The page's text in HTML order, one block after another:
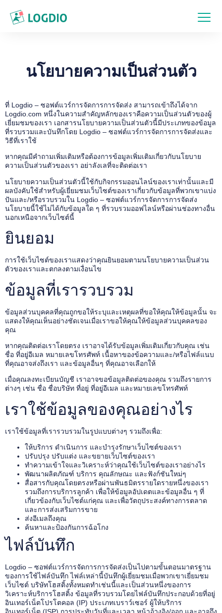
นโยบายความเป็นส่วนตัว
ที่ Logdio – ซอฟต์แวร์การจัดการการจัดส่ง สามารถเข้าถึงได้จาก
Logdio.com หนึ่งในความสำคัญหลักของเราคือความเป็นส่วนตัวของผู้
เยี่ยมชมของเรา เอกสารนโยบายความเป็นส่วนตัวนี้มีประเภทของข้อมูล
ที่รวบรวมและบันทึกโดย Logdio – ซอฟต์แวร์การจัดการการจัดส่งและ
วิธีที่เราใช้
หากคุณมีคำถามเพิ่มเติมหรือต้องการข้อมูลเพิ่มเติมเกี่ยวกับนโยบาย
ความเป็นส่วนตัวของเรา อย่าลังเลที่จะติดต่อเรา
นโยบายความเป็นส่วนตัวนี้ใช้กับกิจกรรมออนไลน์ของเราเท่านั้นและมี
ผลบังคับใช้สำหรับผู้เยี่ยมชมเว็บไซต์ของเราเกี่ยวกับข้อมูลที่พวกเขาแบ่ง
ปันและ/หรือรวบรวมใน Logdio – ซอฟต์แวร์การจัดการการจัดส่ง
นโยบายนี้ใช้ไม่ได้กับข้อมูลใด ๆ ที่รวบรวมออฟไลน์หรือผ่านช่องทางอื่น
นอกเหนือจากเว็บไซต์นี้
ยินยอม
การใช้เว็บไซต์ของเราแสดงว่าคุณยินยอมตามนโยบายความเป็นส่วน
ตัวของเราและตกลงตามเงื่อนไข
ข้อมูลที่เรารวบรวม
ข้อมูลส่วนบุคคลที่คุณถูกขอให้ระบุและเหตุผลที่ขอให้คุณให้ข้อมูลนั้น จะ
แสดงให้คุณเห็นอย่างชัดเจนเมื่อเราขอให้คุณให้ข้อมูลส่วนบุคคลของ
คุณ
หากคุณติดต่อเราโดยตรง เราอาจได้รับข้อมูลเพิ่มเติมเกี่ยวกับคุณ เช่น
ชื่อ ที่อยู่อีเมล หมายเลขโทรศัพท์ เนื้อหาของข้อความและ/หรือไฟล์แนบ
ที่คุณอาจส่งถึงเรา และข้อมูลอื่นๆ ที่คุณอาจเลือกให้
เมื่อคุณลงทะเบียนบัญชี เราอาจขอข้อมูลติดต่อของคุณ รวมถึงรายการ
ต่างๆ เช่น ชื่อ ชื่อบริษัท ที่อยู่ ที่อยู่อีเมล และหมายเลขโทรศัพท์
เราใช้ข้อมูลของคุณอย่างไร
เราใช้ข้อมูลที่เรารวบรวมในรูปแบบต่างๆ รวมถึงเพื่อ:
ให้บริการ ดำเนินการ และบำรุงรักษาเว็บไซต์ของเรา
ปรับปรุง ปรับแต่ง และขยายเว็บไซต์ของเรา
ทำความเข้าใจและวิเคราะห์ว่าคุณใช้เว็บไซต์ของเราอย่างไร
พัฒนาผลิตภัณฑ์ บริการ คุณลักษณะ และฟังก์ชันใหม่ๆ
สื่อสารกับคุณโดยตรงหรือผ่านพันธมิตรรายใดรายหนึ่งของเรา
รวมถึงการบริการลูกค้า เพื่อให้ข้อมูลอัปเดตและข้อมูลอื่น ๆ ที่
เกี่ยวข้องกับเว็บไซต์แก่คุณ และเพื่อวัตถุประสงค์ทางการตลาด
และการส่งเสริมการขาย
ส่งอีเมลถึงคุณ
ค้นหาและป้องกันการฉ้อโกง
ไฟล์บันทึก
Logdio – ซอฟต์แวร์การจัดการการจัดส่งเป็นไปตามขั้นตอนมาตรฐาน
ของการใช้ไฟล์บันทึก ไฟล์เหล่านี้บันทึกผู้เยี่ยมชมเมื่อพวกเขาเยี่ยมชม
เว็บไซต์ บริษัทโฮสติ้งทั้งหมดทำเช่นนี้และเป็นส่วนหนึ่งของการ
วิเคราะห์บริการโฮสติ้ง ข้อมูลที่รวบรวมโดยไฟล์บันทึกประกอบด้วยที่อยู่
อินเทอร์เน็ตโปรโตคอล (IP) ประเภทเบราว์เซอร์ ผู้ให้บริการ